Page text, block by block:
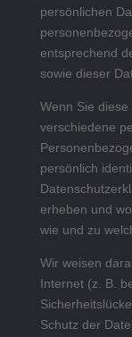
persönlichen
entsprechend
sowie dieser
Wenn Sie
verschiedene
persönlich
erheben und
wie und zu
Wir weisen
Internet (z. B.
Schutz der